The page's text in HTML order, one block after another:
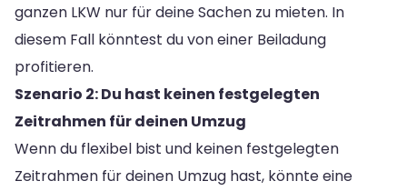
ganzen LKW nur für deine Sachen zu mieten. In
diesem Fall könntest du von einer Beiladung
profitieren.
Szenario 2: Du hast keinen festgelegten
Zeitrahmen für deinen Umzug
Wenn du flexibel bist und keinen festgelegten
Zeitrahmen für deinen Umzug hast, könnte eine